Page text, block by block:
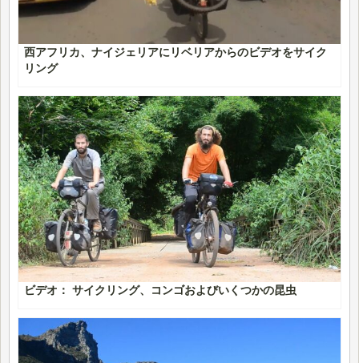
西アフリカ、ナイジェリアにリベリアからのビデオをサイク
リング
ビデオ： サイクリング、コンゴおよびいくつかの昆虫